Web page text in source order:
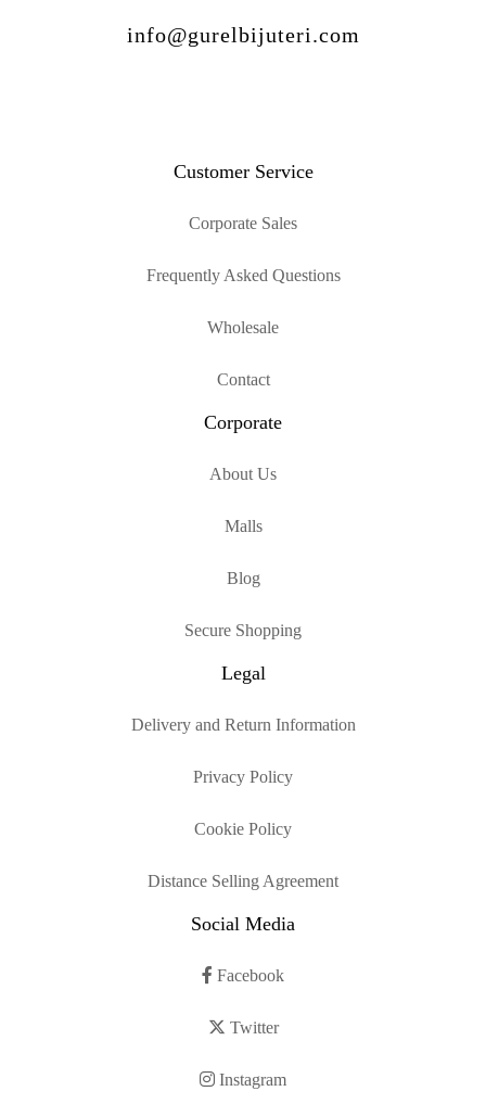
info@gurelbijuteri.com
Customer Service
Corporate Sales
Frequently Asked Questions
Wholesale
Contact
Corporate
About Us
Malls
Blog
Secure Shopping
Legal
Delivery and Return Information
Privacy Policy
Cookie Policy
Distance Selling Agreement
Social Media
Facebook
Twitter
Instagram